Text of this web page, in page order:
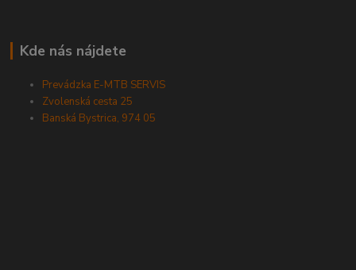
Kde nás nájdete
Prevádzka E-MTB SERVIS
Zvolenská cesta 25
Banská Bystrica, 974 05